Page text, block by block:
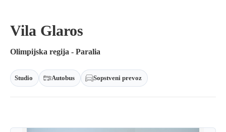
Vila Glaros
Olimpijska regija - Paralia
Studio Autobus Sopstveni prevoz